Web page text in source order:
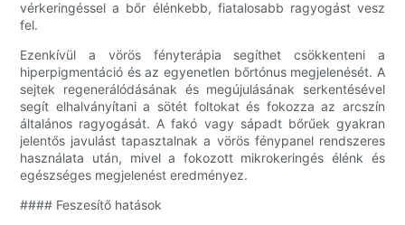
vérkeringéssel a bőr élénkebb, fiatalosabb ragyogást vesz
fel.
Ezenkívül a vörös fényterápia segíthet csökkenteni a
hiperpigmentáció és az egyenetlen bőrtónus megjelenését. A
sejtek regenerálódásának és megújulásának serkentésével
segít elhalványítani a sötét foltokat és fokozza az arcszín
általános ragyogását. A fakó vagy sápadt bőrűek gyakran
jelentős javulást tapasztalnak a vörös fénypanel rendszeres
használata után, mivel a fokozott mikrokeringés élénk és
egészséges megjelenést eredményez.
#### Feszesítő hatások